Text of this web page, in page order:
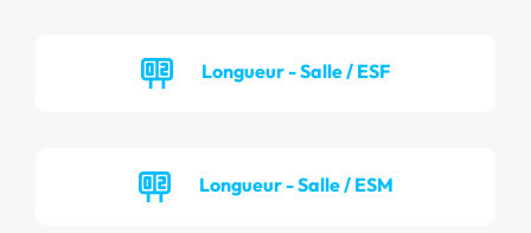
Longueur - Salle / ESF
Longueur - Salle / ESM